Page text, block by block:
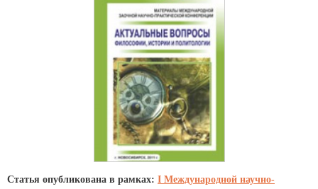
Статья опубликована в рамках: I Международной научно-